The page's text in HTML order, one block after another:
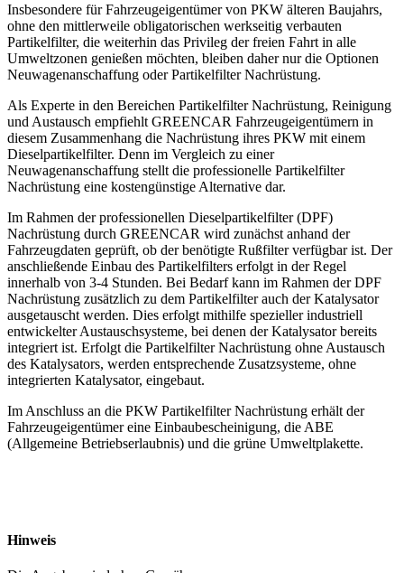
Insbesondere für Fahrzeugeigentümer von PKW älteren Baujahrs,
ohne den mittlerweile obligatorischen werkseitig verbauten
Partikelfilter, die weiterhin das Privileg der freien Fahrt in alle
Umweltzonen genießen möchten, bleiben daher nur die Optionen
Neuwagenanschaffung oder Partikelfilter Nachrüstung.
Als Experte in den Bereichen Partikelfilter Nachrüstung, Reinigung
und Austausch empfiehlt GREENCAR Fahrzeugeigentümern in
diesem Zusammenhang die Nachrüstung ihres PKW mit einem
Dieselpartikelfilter. Denn im Vergleich zu einer
Neuwagenanschaffung stellt die professionelle Partikelfilter
Nachrüstung eine kostengünstige Alternative dar.
Im Rahmen der professionellen Dieselpartikelfilter (DPF)
Nachrüstung durch GREENCAR wird zunächst anhand der
Fahrzeugdaten geprüft, ob der benötigte Rußfilter verfügbar ist. Der
anschließende Einbau des Partikelfilters erfolgt in der Regel
innerhalb von 3-4 Stunden. Bei Bedarf kann im Rahmen der DPF
Nachrüstung zusätzlich zu dem Partikelfilter auch der Katalysator
ausgetauscht werden. Dies erfolgt mithilfe spezieller industriell
entwickelter Austauschsysteme, bei denen der Katalysator bereits
integriert ist. Erfolgt die Partikelfilter Nachrüstung ohne Austausch
des Katalysators, werden entsprechende Zusatzsysteme, ohne
integrierten Katalysator, eingebaut.
Im Anschluss an die PKW Partikelfilter Nachrüstung erhält der
Fahrzeugeigentümer eine Einbaubescheinigung, die ABE
(Allgemeine Betriebserlaubnis) und die grüne Umweltplakette.
Hinweis